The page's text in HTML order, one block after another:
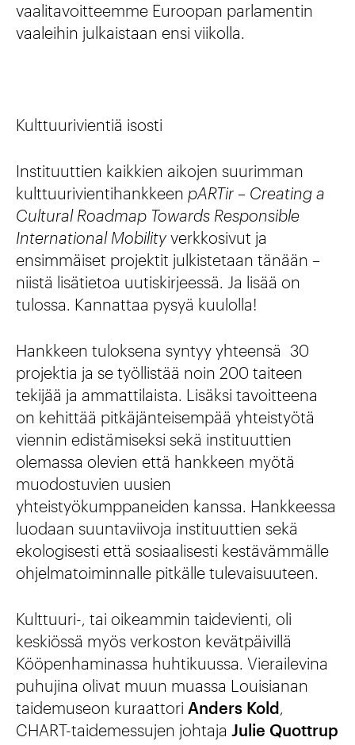
vaalitavoitteemme Euroopan parlamentin
vaaleihin julkaistaan ensi viikolla.
Kulttuurivientiä isosti
Instituuttien kaikkien aikojen suurimman
kulttuurivientihankkeen pARTir – Creating a
Cultural Roadmap Towards Responsible
International Mobility verkkosivut ja
ensimmäiset projektit julkistetaan tänään –
niistä lisätietoa uutiskirjeessä. Ja lisää on
tulossa. Kannattaa pysyä kuulolla!
Hankkeen tuloksena syntyy yhteensä 30
projektia ja se työllistää noin 200 taiteen
tekijää ja ammattilaista. Lisäksi tavoitteena
on kehittää pitkäjänteisempää yhteistyötä
viennin edistämiseksi sekä instituuttien
olemassa olevien että hankkeen myötä
muodostuvien uusien
yhteistyökumppaneiden kanssa. Hankkeessa
luodaan suuntaviivoja instituuttien sekä
ekologisesti että sosiaalisesti kestävämmälle
ohjelmatoiminnalle pitkälle tulevaisuuteen.
Kulttuuri-, tai oikeammin taidevienti, oli
keskiössä myös verkoston kevätpäivillä
Kööpenhaminassa huhtikuussa. Vierailevina
puhujina olivat muun muassa Louisianan
taidemuseon kuraattori Anders Kold
CHART-taidemessujen johtaja Julie Quottrup